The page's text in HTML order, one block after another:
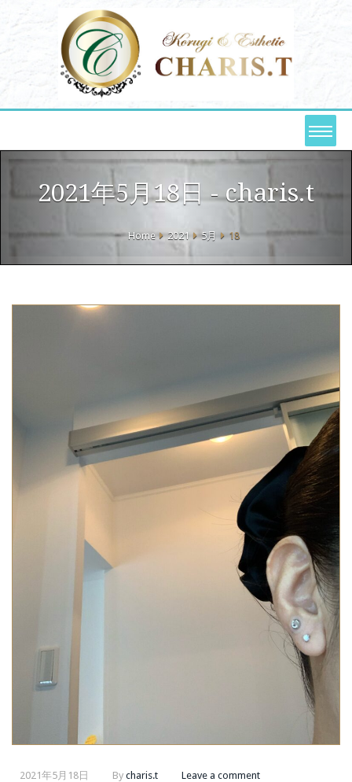
2021年5月18日 - charis.t
Home 2021 5月 18
2021年5月18日 By charis.t Leave a comment